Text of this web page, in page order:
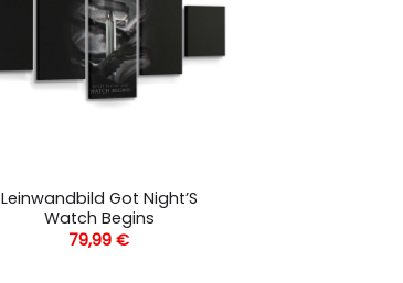
Leinwandbild Got Night’S
Watch Begins
79,99€